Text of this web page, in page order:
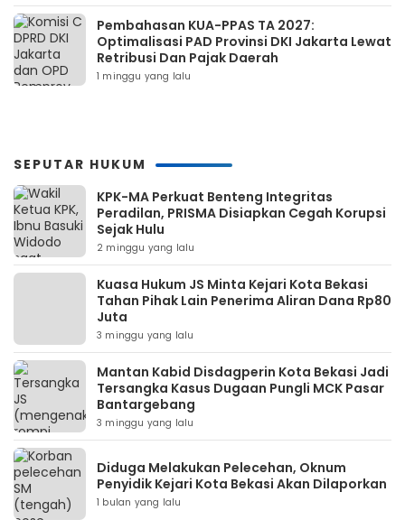
Pembahasan KUA-PPAS TA 2027:
Optimalisasi PAD Provinsi DKI Jakarta Lewat
Retribusi Dan Pajak Daerah
1 minggu yang lalu
SEPUTAR HUKUM
KPK-MA Perkuat Benteng Integritas
Peradilan, PRISMA Disiapkan Cegah Korupsi
Sejak Hulu
2 minggu yang lalu
Kuasa Hukum JS Minta Kejari Kota Bekasi
Tahan Pihak Lain Penerima Aliran Dana Rp80
Juta
3 minggu yang lalu
Mantan Kabid Disdagperin Kota Bekasi Jadi
Tersangka Kasus Dugaan Pungli MCK Pasar
Bantargebang
3 minggu yang lalu
Diduga Melakukan Pelecehan, Oknum
Penyidik Kejari Kota Bekasi Akan Dilaporkan
1 bulan yang lalu